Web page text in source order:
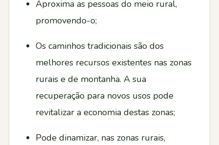
Aproxima as pessoas do meio rural,
promovendo-o;
Os caminhos tradicionais são dos
melhores recursos existentes nas zonas
rurais e de montanha. A sua
recuperação para novos usos pode
revitalizar a economia destas zonas;
Pode dinamizar, nas zonas rurais,